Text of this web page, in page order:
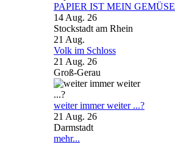
PAPIER IST MEIN GEMÜSE
14 Aug. 26
Stockstadt am Rhein
21 Aug.
Volk im Schloss
21 Aug. 26
Groß-Gerau
weiter immer weiter ...?
21 Aug. 26
Darmstadt
mehr...